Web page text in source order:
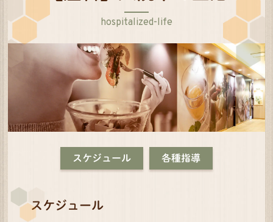
hospitalized-life
スケジュール 各種指導
スケジュール